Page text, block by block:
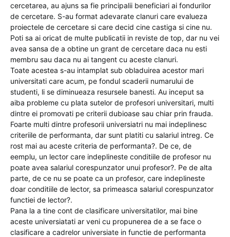
cercetarea, au ajuns sa fie principalii beneficiari ai fondurilor
de cercetare. S-au format adevarate clanuri care evalueza
proiectele de cercetare si care decid cine castiga si cine nu.
Poti sa ai oricat de multe publicatii in reviste de top, dar nu vei
avea sansa de a obtine un grant de cercetare daca nu esti
membru sau daca nu ai tangent cu aceste clanuri.
Toate acestea s-au intamplat sub obladuirea acestor mari
universitati care acum, pe fondul scaderii numarului de
studenti, li se diminueaza resursele banesti. Au inceput sa
aiba probleme cu plata sutelor de profesori universitari, multi
dintre ei promovati pe criterii dubioase sau chiar prin frauda.
Foarte multi dintre profesorii universiatri nu mai indeplinesc
criteriile de performanta, dar sunt platiti cu salariul intreg. Ce
rost mai au aceste criteria de performanta?. De ce, de
eemplu, un lector care indeplineste conditiile de profesor nu
poate avea salariul corespunzator unui profesor?. Pe de alta
parte, de ce nu se poate ca un profesor, care indeplineste
doar conditiile de lector, sa primeasca salariul corespunzator
functiei de lector?.
Pana la a tine cont de clasificare universitatilor, mai bine
aceste universiatati ar veni cu propunerea de a se face o
clasificare a cadrelor universiate in functie de performanta